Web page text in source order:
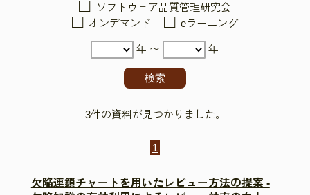
ソフトウェア品質管理研究会
オンデマンド
eラーニング
年 〜 年
3件の資料が見つかりました。
1
欠陥連鎖チャートを用いたレビュー方法の提案 -